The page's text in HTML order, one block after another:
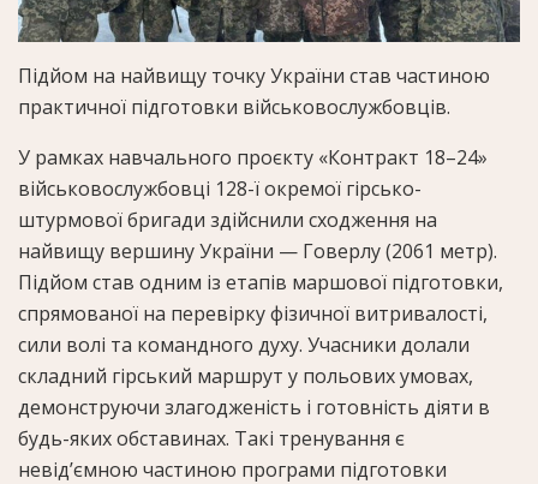
Підйом на найвищу точку України став частиною
практичної підготовки військовослужбовців.
У рамках навчального проєкту «Контракт 18–24»
військовослужбовці 128-ї окремої гірсько-
штурмової бригади здійснили сходження на
найвищу вершину України — Говерлу (2061 метр).
Підйом став одним із етапів маршової підготовки,
спрямованої на перевірку фізичної витривалості,
сили волі та командного духу. Учасники долали
складний гірський маршрут у польових умовах,
демонструючи злагодженість і готовність діяти в
будь-яких обставинах. Такі тренування є
невід’ємною частиною програми підготовки